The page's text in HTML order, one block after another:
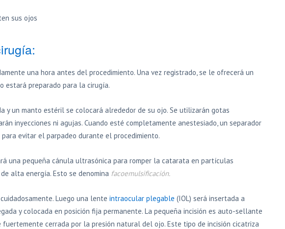
sus ojos
una hora antes del procedimiento. Una vez registrado, se le ofrecerá un
estará preparado para la cirugía.
y un manto estéril se colocará alrededor de su ojo. Se utilizarán gotas
inyecciones ni agujas. Cuando esté completamente anestesiado, un separador
evitar el parpadeo durante el procedimiento.
una pequeña cánula ultrasónica para romper la catarata en partículas
alta energía. Esto se denomina facoemulsificación.
Luego una lente intraocular plegable (IOL) será insertada a
y colocada en posición fija permanente. La pequeña incisión es auto-sellante
fuertemente cerrada por la presión natural del ojo. Este tipo de incisión cicatriza